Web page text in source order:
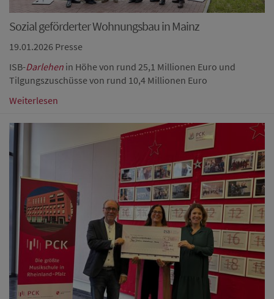
Sozial geförderter Wohnungsbau in Mainz
19.01.2026 Presse
ISB-Darlehen in Höhe von rund 25,1 Millionen Euro und
Tilgungszuschüsse von rund 10,4 Millionen Euro
Weiterlesen